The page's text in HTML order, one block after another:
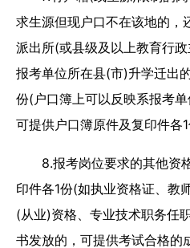
求生源但现户口不在该地的，
派出所(或县级及以上教育行
报考单位所在县(市)升学迁出
份(户口簿上可以反映系报考
可提供户口簿原件及复印件各1
8.报考岗位要求的其他资
印件各1份(如执业资格证、教
(从业)资格、专业技术职务任
书发放的，可提供考试合格的